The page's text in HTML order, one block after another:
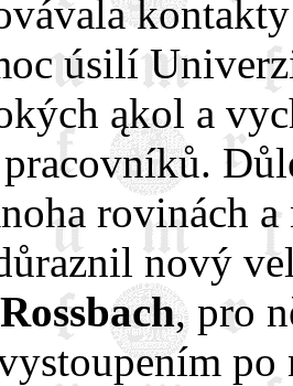
úsilí
ąkol a
rovinách
nový
, pro
po